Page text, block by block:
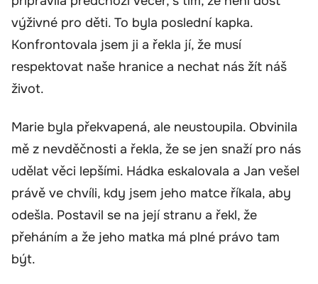
výživné pro děti. To byla poslední kapka.
Konfrontovala jsem ji a řekla jí, že musí
respektovat naše hranice a nechat nás žít náš
život.
Marie byla překvapená, ale neustoupila. Obvinila
mě z nevděčnosti a řekla, že se jen snaží pro nás
udělat věci lepšími. Hádka eskalovala a Jan vešel
právě ve chvíli, kdy jsem jeho matce říkala, aby
odešla. Postavil se na její stranu a řekl, že
přeháním a že jeho matka má plné právo tam
být.